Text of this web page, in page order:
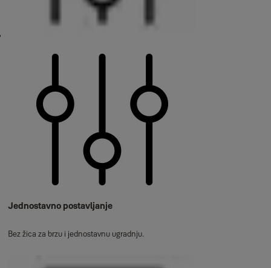
Jednostavno postavljanje
Bez žica za brzu i jednostavnu ugradnju.